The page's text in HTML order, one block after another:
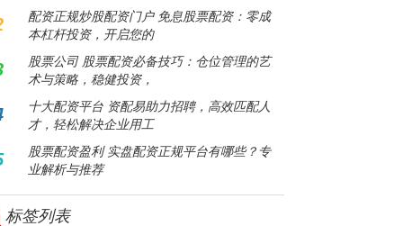
配资正规炒股配资门户 免息股票配资：零成
本杠杆投资，开启您的
股票公司 股票配资必备技巧：仓位管理的艺
术与策略，稳健投资，
十大配资平台 资配易助力招聘，高效匹配人
才，轻松解决企业用工
股票配资盈利 实盘配资正规平台有哪些？专
业解析与推荐
标签列表